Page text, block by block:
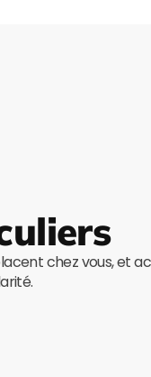
chez vous, et